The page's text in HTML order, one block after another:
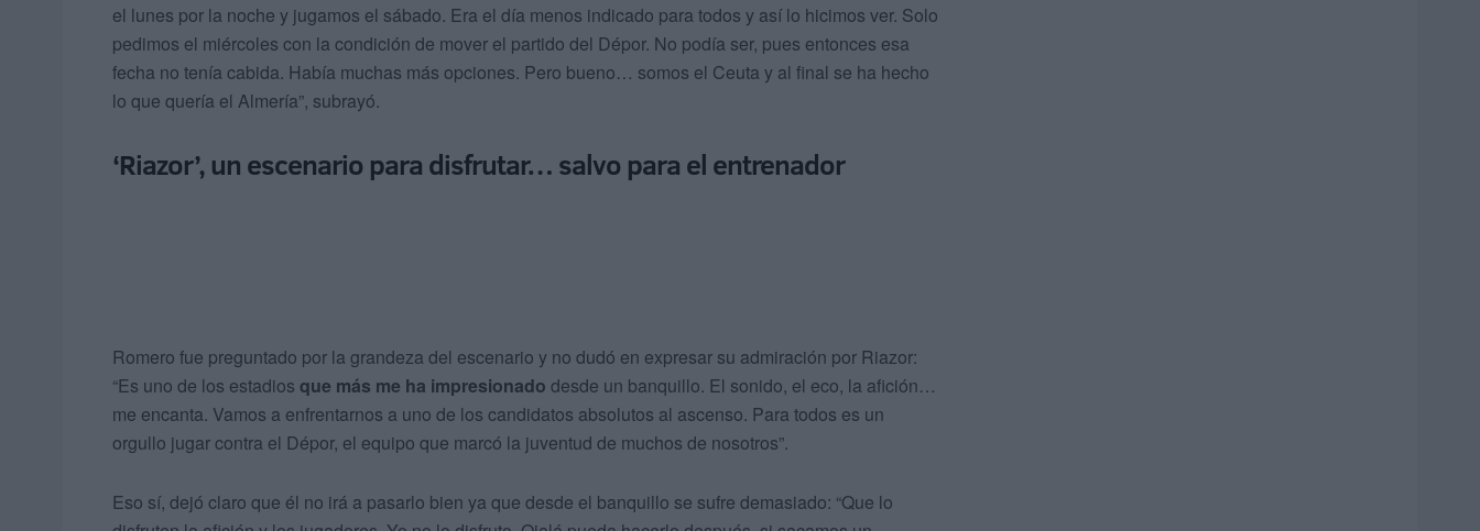
el lunes por la noche y jugamos el sábado. Era el día menos indicado para todos y así lo hicimos ver. Solo
pedimos el miércoles con la condición de mover el partido del Dépor. No podía ser, pues entonces esa
fecha no tenía cabida. Había muchas más opciones. Pero bueno… somos el Ceuta y al final se ha hecho
lo que quería el Almería”, subrayó.
‘Riazor’, un escenario para disfrutar… salvo para el entrenador
Romero fue preguntado por la grandeza del escenario y no dudó en expresar su admiración por Riazor:
“Es uno de los estadios que más me ha impresionado desde un banquillo. El sonido, el eco, la afición…
me encanta. Vamos a enfrentarnos a uno de los candidatos absolutos al ascenso. Para todos es un
orgullo jugar contra el Dépor, el equipo que marcó la juventud de muchos de nosotros”.
Eso sí, dejó claro que él no irá a pasarlo bien ya que desde el banquillo se sufre demasiado: “Que lo